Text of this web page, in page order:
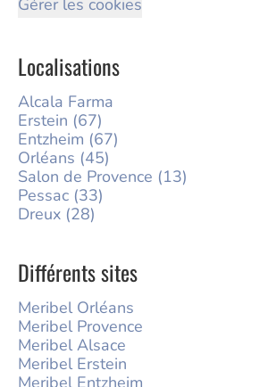
Gérer les cookies
Localisations
Alcala Farma
Erstein (67)
Entzheim (67)
Orléans (45)
Salon de Provence (13)
Pessac (33)
Dreux (28)
Différents sites
Meribel Orléans
Meribel Provence
Meribel Alsace
Meribel Erstein
Meribel Entzheim